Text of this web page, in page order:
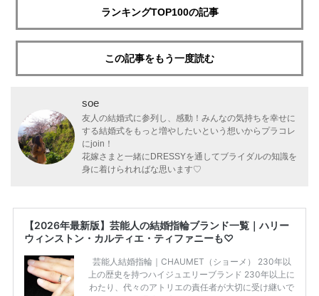
ランキングTOP100の記事
この記事をもう一度読む
soe
友人の結婚式に参列し、感動！みんなの気持ちを幸せに
する結婚式をもっと増やしたいという想いからプラコレ
にjoin！
花嫁さまと一緒にDRESSYを通してブライダルの知識を
身に着けられればな思います♡
【2026年最新版】芸能人の結婚指輪ブランド一覧｜ハリー
ウィンストン・カルティエ・ティファニーも♡
芸能人結婚指輪｜CHAUMET（ショーメ） 230年以
上の歴史を持つハイジュエリーブランド 230年以上に
わたり、代々のアトリエの責任者が大切に受け継いで